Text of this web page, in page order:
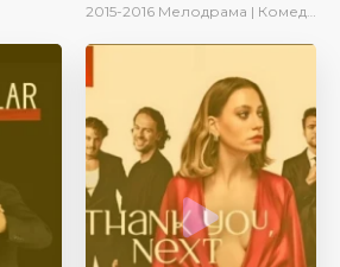
2015-2016 Мелодрама | Комедия